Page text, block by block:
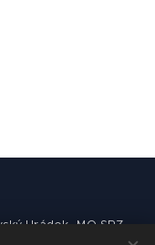
Hrádok -MO SRZ-